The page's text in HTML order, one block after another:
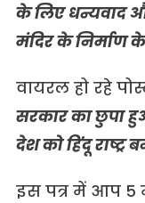
केलिए धन्यवाद
मंदिरकेनिर्माणके
वायरल हो रहे
सरकारकाछुपा
देशकोहिंदूराष्ट्र
इस पत्र में आप 5